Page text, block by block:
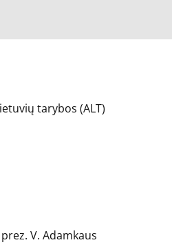
tarybos (ALT)
V. Adamkaus